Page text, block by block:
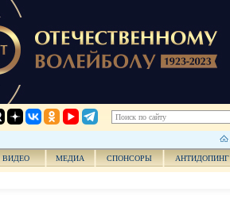
ВИДЕО МЕДИА СПОНСОРЫ АНТИДОПИНГ